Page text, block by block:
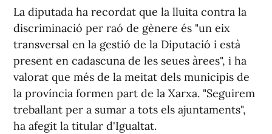
La diputada ha recordat que la lluita contra la
discriminació per raó de gènere és "un eix
transversal en la gestió de la Diputació i està
present en cadascuna de les seues àrees", i ha
valorat que més de la meitat dels municipis de
la província formen part de la Xarxa. "Seguirem
treballant per a sumar a tots els ajuntaments",
ha afegit la titular d'Igualtat.